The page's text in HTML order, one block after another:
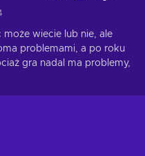
może wiecie lub nie, ale
problemami, a po roku
gra nadal ma problemy,